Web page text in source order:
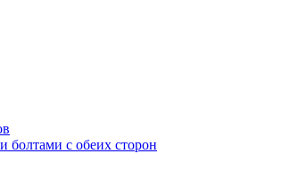
болтами с обеих сторон